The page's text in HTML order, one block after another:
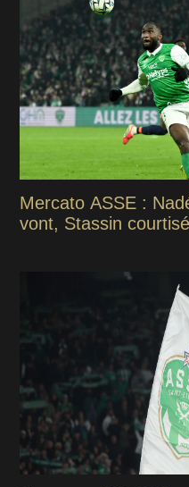
Mercato ASSE :
vont, Stassin courtisé